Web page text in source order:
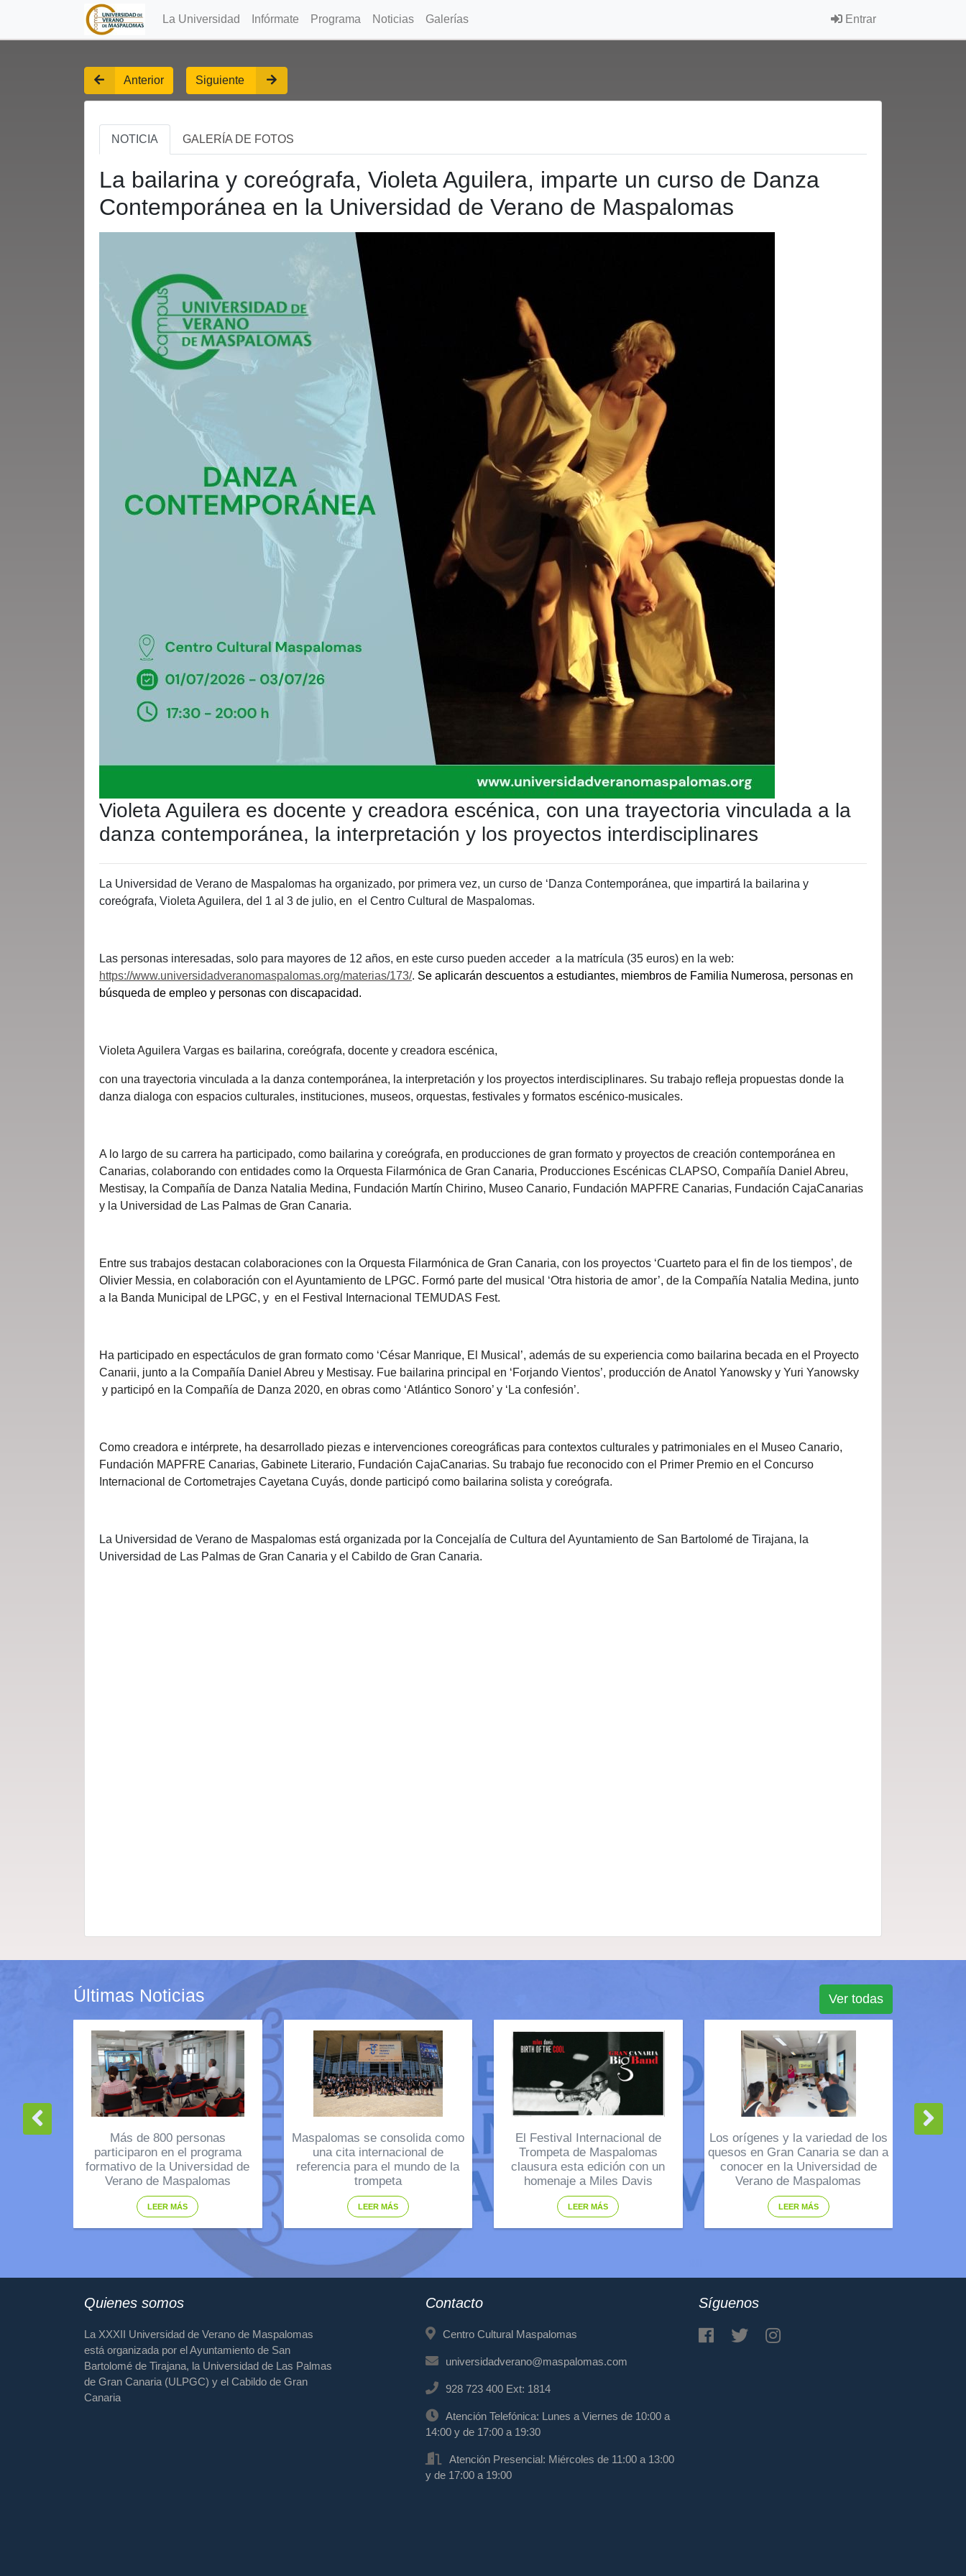
La Universidad Infórmate Programa Noticias Galerías Entrar
Anterior Siguiente
NOTICIA GALERÍA DE FOTOS
La bailarina y coreógrafa, Violeta Aguilera, imparte un curso de Danza
Contemporánea en la Universidad de Verano de Maspalomas
Violeta Aguilera es docente y creadora escénica, con una trayectoria vinculada a la
danza contemporánea, la interpretación y los proyectos interdisciplinares
La Universidad de Verano de Maspalomas ha organizado, por primera vez, un curso de ‘Danza Contemporánea, que impartirá la bailarina y
coreógrafa, Violeta Aguilera, del 1 al 3 de julio, en el Centro Cultural de Maspalomas.
Las personas interesadas, solo para mayores de 12 años, en este curso pueden acceder a la matrícula (35 euros) en la web:
https://www.universidadveranomaspalomas.org/materias/173/. Se aplicarán descuentos a estudiantes, miembros de Familia Numerosa, personas en
búsqueda de empleo y personas con discapacidad.
Violeta Aguilera Vargas es bailarina, coreógrafa, docente y creadora escénica,
con una trayectoria vinculada a la danza contemporánea, la interpretación y los proyectos interdisciplinares. Su trabajo refleja propuestas donde la
danza dialoga con espacios culturales, instituciones, museos, orquestas, festivales y formatos escénico-musicales.
A lo largo de su carrera ha participado, como bailarina y coreógrafa, en producciones de gran formato y proyectos de creación contemporánea en
Canarias, colaborando con entidades como la Orquesta Filarmónica de Gran Canaria, Producciones Escénicas CLAPSO, Compañía Daniel Abreu,
Mestisay, la Compañía de Danza Natalia Medina, Fundación Martín Chirino, Museo Canario, Fundación MAPFRE Canarias, Fundación CajaCanarias
y la Universidad de Las Palmas de Gran Canaria.
Entre sus trabajos destacan colaboraciones con la Orquesta Filarmónica de Gran Canaria, con los proyectos ‘Cuarteto para el fin de los tiempos’, de
Olivier Messia, en colaboración con el Ayuntamiento de LPGC. Formó parte del musical ‘Otra historia de amor’, de la Compañía Natalia Medina, junto
a la Banda Municipal de LPGC, y en el Festival Internacional TEMUDAS Fest.
Ha participado en espectáculos de gran formato como ‘César Manrique, El Musical’, además de su experiencia como bailarina becada en el Proyecto
Canarii, junto a la Compañía Daniel Abreu y Mestisay. Fue bailarina principal en ‘Forjando Vientos’, producción de Anatol Yanowsky y Yuri Yanowsky
y participó en la Compañía de Danza 2020, en obras como ‘Atlántico Sonoro’ y ‘La confesión’.
Como creadora e intérprete, ha desarrollado piezas e intervenciones coreográficas para contextos culturales y patrimoniales en el Museo Canario,
Fundación MAPFRE Canarias, Gabinete Literario, Fundación CajaCanarias. Su trabajo fue reconocido con el Primer Premio en el Concurso
Internacional de Cortometrajes Cayetana Cuyás, donde participó como bailarina solista y coreógrafa.
La Universidad de Verano de Maspalomas está organizada por la Concejalía de Cultura del Ayuntamiento de San Bartolomé de Tirajana, la
Universidad de Las Palmas de Gran Canaria y el Cabildo de Gran Canaria.
Últimas Noticias Ver todas
Más de 800 personas
participaron en el programa
formativo de la Universidad de
Verano de Maspalomas
LEER MÁS
Maspalomas se consolida como
una cita internacional de
referencia para el mundo de la
trompeta
LEER MÁS
El Festival Internacional de
Trompeta de Maspalomas
clausura esta edición con un
homenaje a Miles Davis
LEER MÁS
Los orígenes y la variedad de los
quesos en Gran Canaria se dan a
conocer en la Universidad de
Verano de Maspalomas
LEER MÁS
Quienes somos
La XXXII Universidad de Verano de Maspalomas
está organizada por el Ayuntamiento de San
Bartolomé de Tirajana, la Universidad de Las Palmas
de Gran Canaria (ULPGC) y el Cabildo de Gran
Canaria
Contacto
Centro Cultural Maspalomas
universidadverano@maspalomas.com
928 723 400 Ext: 1814
Atención Telefónica: Lunes a Viernes de 10:00 a
14:00 y de 17:00 a 19:30
Atención Presencial: Miércoles de 11:00 a 13:00
y de 17:00 a 19:00
Síguenos